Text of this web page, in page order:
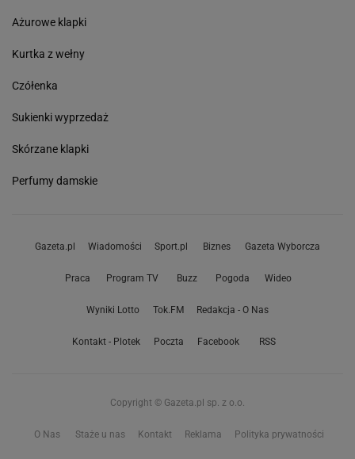
Ażurowe klapki
Kurtka z wełny
Czółenka
Sukienki wyprzedaż
Skórzane klapki
Perfumy damskie
Gazeta.pl Wiadomości Sport.pl Biznes Gazeta Wyborcza
Praca Program TV Buzz Pogoda Wideo
Wyniki Lotto Tok.FM Redakcja - O Nas
Kontakt - Plotek Poczta Facebook RSS
Copyright © Gazeta.pl sp. z o.o.
O Nas Staże u nas Kontakt Reklama Polityka prywatności